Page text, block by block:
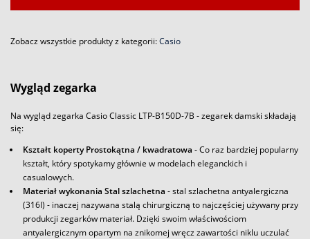
Zobacz wszystkie produkty z kategorii:Casio
Wygląd zegarka
Na wygląd zegarka Casio Classic LTP-B150D-7B - zegarek damski składają
się:
Kształt koperty Prostokątna / kwadratowa - Co raz bardziej popularny
kształt, który spotykamy głównie w modelach eleganckich i
casualowych.
Materiał wykonania Stal szlachetna - stal szlachetna antyalergiczna
(316l) - inaczej nazywana stalą chirurgiczną to najczęściej używany przy
produkcji zegarków materiał. Dzięki swoim właściwościom
antyalergicznym opartym na znikomej wręcz zawartości niklu uczulać